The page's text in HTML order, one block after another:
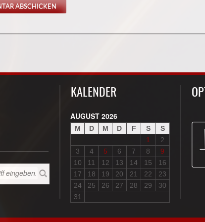
KALENDER
AUGUST 2026
M D M D F S
S
1
2
3
4 5 6 7 8
9
10
11 12 13 14 15
16
17
18 19 20 21 22
23
24
25 26 27 28 29
30
31